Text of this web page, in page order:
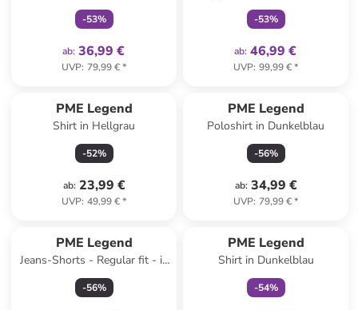
-53%
ab: 36,99 €
UVP: 79,99 €*
-53%
ab: 46,99 €
UVP: 99,99 €*
PME Legend
Shirt in Hellgrau
-52%
ab: 23,99 €
UVP: 49,99 €*
PME Legend
Poloshirt in Dunkelblau
-56%
ab: 34,99 €
UVP: 79,99 €*
PME Legend
Jeans-Shorts - Regular fit - in
Dunkelblau
-56%
PME Legend
Shirt in Dunkelblau
-54%